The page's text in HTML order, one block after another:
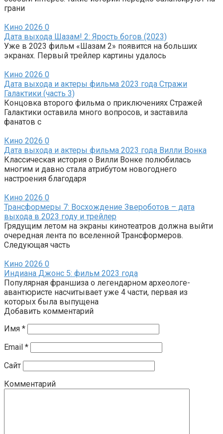
грани
Кино 2026 0
Дата выхода Шазам! 2: Ярость богов (2023)
Уже в 2023 фильм «Шазам 2» появится на больших
экранах. Первый трейлер картины удалось
Кино 2026 0
Дата выхода и актеры фильма 2023 года Стражи
Галактики (часть 3)
Концовка второго фильма о приключениях Стражей
Галактики оставила много вопросов, и заставила
фанатов с
Кино 2026 0
Дата выхода и актеры фильма 2023 года Вилли Вонка
Классическая история о Вилли Вонке полюбилась
многим и давно стала атрибутом новогоднего
настроения благодаря
Кино 2026 0
Трансформеры 7: Восхождение Звероботов – дата
выхода в 2023 году и трейлер
Грядущим летом на экраны кинотеатров должна выйти
очередная лента по вселенной Трансформеров.
Следующая часть
Кино 2026 0
Индиана Джонс 5: фильм 2023 года
Популярная франшиза о легендарном археологе-
авантюристе насчитывает уже 4 части, первая из
которых была выпущена
Добавить комментарий
Имя *
Email *
Сайт
Комментарий